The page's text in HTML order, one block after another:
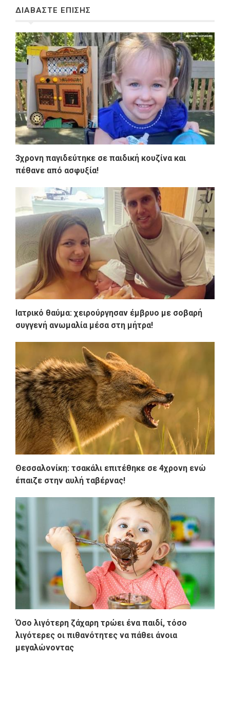
ΔΙΑΒΑΣΤΕ ΕΠΙΣΗΣ
3χρονη παγιδεύτηκε σε παιδική κουζίνα και
πέθανε από ασφυξία!
Ιατρικό θαύμα: χειρούργησαν έμβρυο με σοβαρή
συγγενή ανωμαλία μέσα στη μήτρα!
Θεσσαλονίκη: τσακάλι επιτέθηκε σε 4χρονη ενώ
έπαιζε στην αυλή ταβέρνας!
Όσο λιγότερη ζάχαρη τρώει ένα παιδί, τόσο
λιγότερες οι πιθανότητες να πάθει άνοια
μεγαλώνοντας